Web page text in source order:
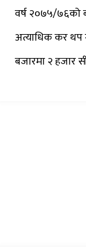
वर्ष २०७५/७६को
अत्याधिक कर
बजारमा २ हजार